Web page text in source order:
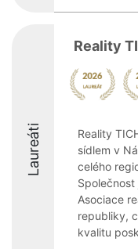
Laureáti
Reality
Reality
sídlem v
celého
Asociace
republiky,
kvalitu